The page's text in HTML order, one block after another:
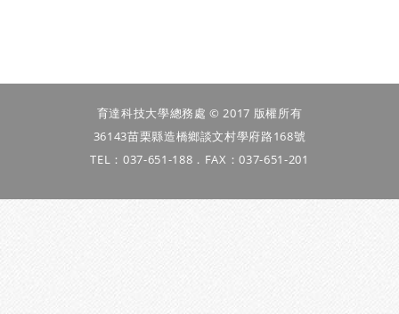
育達科技大學總務處 © 2017 版權所有
36143苗栗縣造橋鄉談文村學府路168號
TEL：037-651-188．FAX：037-651-201